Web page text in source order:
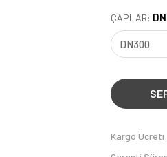
ÇAPLAR:
Kargo Ücreti: